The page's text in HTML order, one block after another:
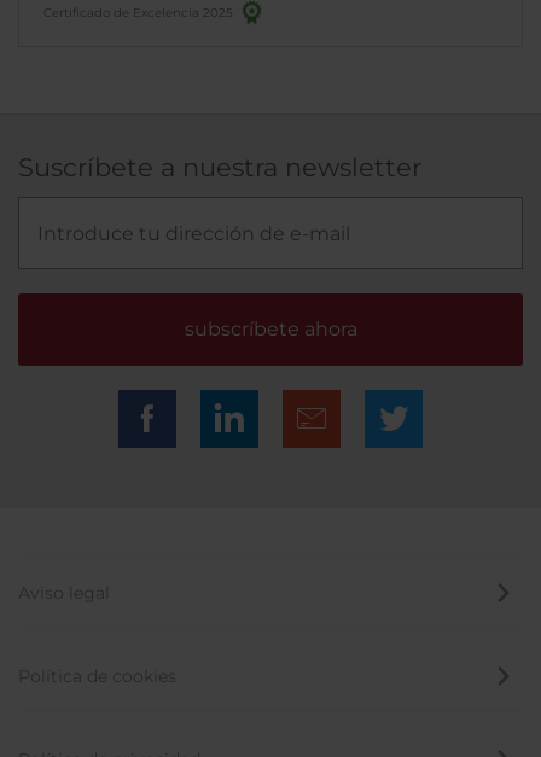
Certificado de Excelencia 2025
Suscríbete a nuestra newsletter
subscríbete ahora
Aviso legal
Política de cookies